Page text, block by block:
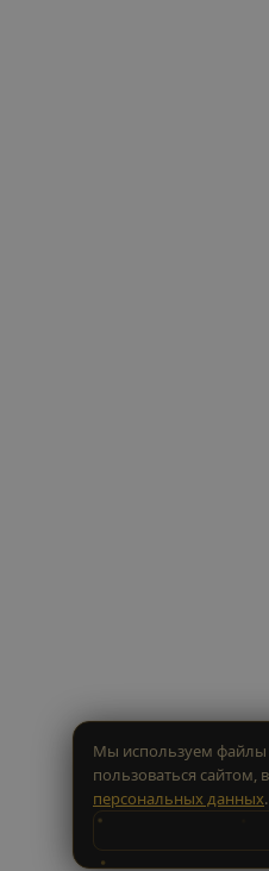
Мы используем файлы
пользоваться сайтом,
персональных данных.